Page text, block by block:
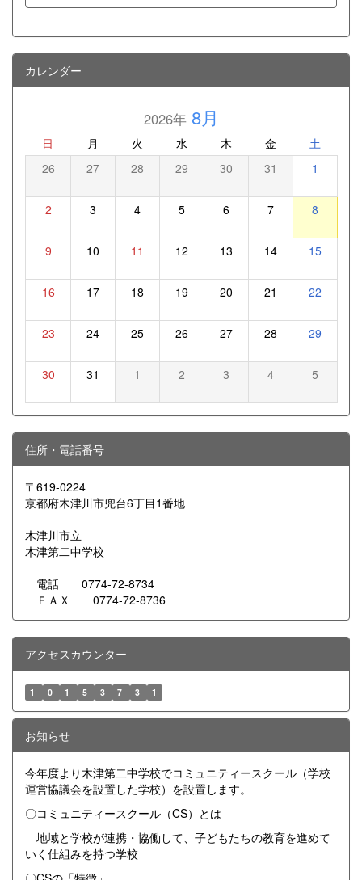
カレンダー
2026年8月
日 月 火 水 木 金 土
26 27 28 29 30 31 1
2 3 4 5 6 7 8
9 10 11 12 13 14 15
16 17 18 19 20 21 22
23 24 25 26 27 28 29
30 31 1 2 3 4 5
住所・電話番号
〒619-0224
京都府木津川市兜台6丁目1番地
木津川市立
木津第二中学校
電話 0774-72-8734
ＦＡＸ 0774-72-8736
アクセスカウンター
1 0 1 5 3 7 3 1
お知らせ
今年度より木津第二中学校でコミュニティースクール（学校
運営協議会を設置した学校）を設置します。
〇コミュニティースクール（CS）とは
地域と学校が連携・協働して、子どもたちの教育を進めて
いく仕組みを持つ学校